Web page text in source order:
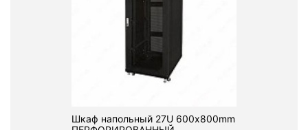
Шкаф напольный 27U 600х800mm